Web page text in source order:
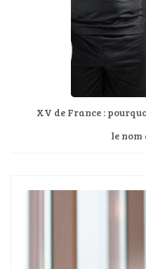
XV de France :
le nom